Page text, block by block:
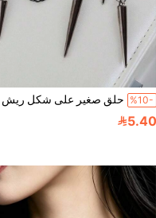
%10-
5.40